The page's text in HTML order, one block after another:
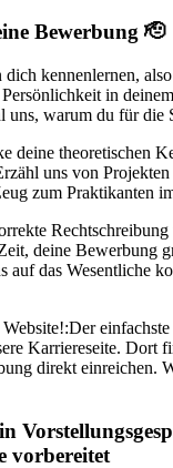
Bewerbung 🫡
kennenlernen,
in
uns, warum du für die
deine theoretischen
uns von
zum Praktikanten
deine Bewerbung
auf das Wesentliche
Der
Karriereseite. Dort
direkt einreichen.
vorbereitet